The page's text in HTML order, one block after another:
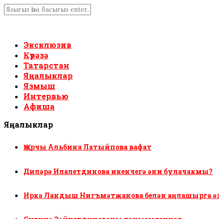
Эксклюзив
Күрәзә
Татарстан
Яңалыклар
Язмыш
Интервью
Афиша
Яңалыклар
Җырчы Альбина Латыйпова вафат
Диләрә Илалетдинова икенчегә әни булачакмы?
Иркә Ландыш Нигъмәтҗанова белән аңлашырга